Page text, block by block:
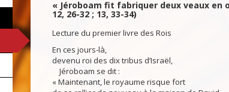
« Jéroboam fit fabriquer deux veaux en
12, 26-32 ; 13, 33-34)
Lecture du premier livre des Rois
En ces jours-là,
devenu roi des dix tribus d’Israël,
Jéroboam se dit :
« Maintenant, le royaume risque fort